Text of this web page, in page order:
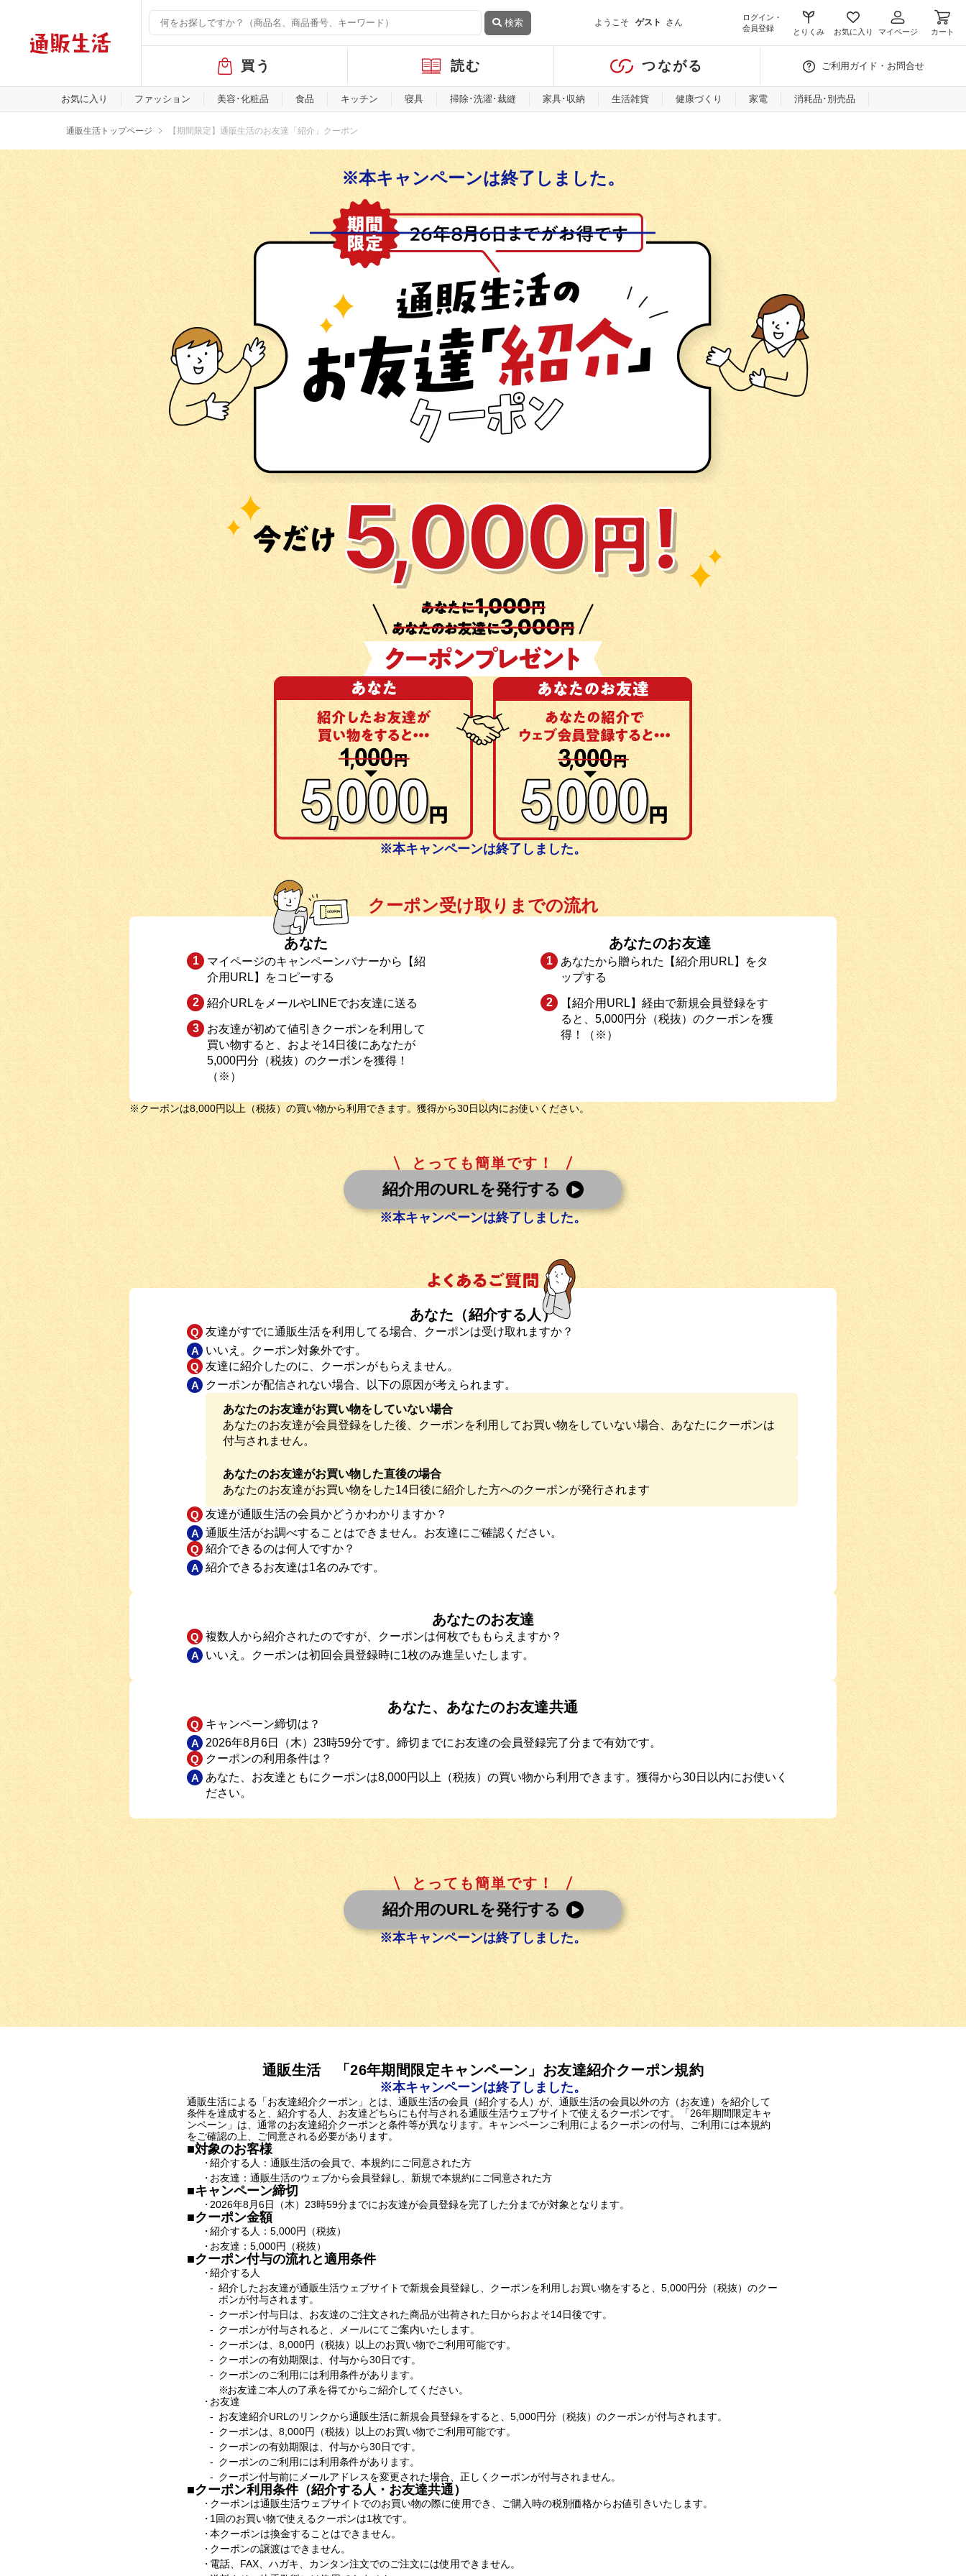
検索 ようこそ ゲスト さん
ログイン・
会員登録
とりくみ お気に入り マイページ カート
バ
ル
メ
買う 読む つながる ご利用ガイド・お問合せ
お気に入り ファッション 美容･化粧品 食品 キッチン 寝具 掃除･洗濯･裁縫 家具･収納 生活雑貨 健康づくり 家電 消耗品･別売品
通販生活トップページ 【期間限定】通販生活のお友達「紹介」クーポン
※本キャンペーンは終了しました。
※本キャンペーンは終了しました。
クーポン受け取りまでの流れ
あなた
マイページのキャンペーンバナーから【紹
介用URL】をコピーする
紹介URLをメールやLINEでお友達に送る
お友達が初めて値引きクーポンを利用して
買い物すると、およそ14日後にあなたが
5,000円分（税抜）のクーポンを獲得！
（※）
あなたのお友達
あなたから贈られた【紹介用URL】をタ
ップする
【紹介用URL】経由で新規会員登録をす
ると、5,000円分（税抜）のクーポンを獲
得！（※）
※クーポンは8,000円以上（税抜）の買い物から利用できます。獲得から30日以内にお使いください。
とっても簡単です！
紹介用のURLを発行する
※本キャンペーンは終了しました。
あなた（紹介する人）
友達がすでに通販生活を利用してる場合、クーポンは受け取れますか？
いいえ。クーポン対象外です。
友達に紹介したのに、クーポンがもらえません。
クーポンが配信されない場合、以下の原因が考えられます。
あなたのお友達がお買い物をしていない場合
あなたのお友達が会員登録をした後、クーポンを利用してお買い物をしていない場合、あなたにクーポンは
付与されません。
あなたのお友達がお買い物した直後の場合
あなたのお友達がお買い物をした14日後に紹介した方へのクーポンが発行されます
友達が通販生活の会員かどうかわかりますか？
通販生活がお調べすることはできません。お友達にご確認ください。
紹介できるのは何人ですか？
紹介できるお友達は1名のみです。
あなたのお友達
複数人から紹介されたのですが、クーポンは何枚でももらえますか？
いいえ。クーポンは初回会員登録時に1枚のみ進呈いたします。
あなた、あなたのお友達共通
キャンペーン締切は？
2026年8月6日（木）23時59分です。締切までにお友達の会員登録完了分まで有効です。
クーポンの利用条件は？
あなた、お友達ともにクーポンは8,000円以上（税抜）の買い物から利用できます。獲得から30日以内にお使いく
ださい。
とっても簡単です！
紹介用のURLを発行する
※本キャンペーンは終了しました。
通販生活 「26年期間限定キャンペーン」お友達紹介クーポン規約
※本キャンペーンは終了しました。
通販生活による「お友達紹介クーポン」とは、通販生活の会員（紹介する人）が、通販生活の会員以外の方（お友達）を紹介して
条件を達成すると、紹介する人、お友達どちらにも付与される通販生活ウェブサイトで使えるクーポンです。「26年期間限定キャ
ンペーン」は、通常のお友達紹介クーポンと条件等が異なります。キャンペーンご利用によるクーポンの付与、ご利用には本規約
をご確認の上、ご同意される必要があります。
■対象のお客様
紹介する人：通販生活の会員で、本規約にご同意された方
お友達：通販生活のウェブから会員登録し、新規で本規約にご同意された方
■キャンペーン締切
2026年8月6日（木）23時59分までにお友達が会員登録を完了した分までが対象となります。
■クーポン金額
紹介する人：5,000円（税抜）
お友達：5,000円（税抜）
■クーポン付与の流れと適用条件
紹介する人
紹介したお友達が通販生活ウェブサイトで新規会員登録し、クーポンを利用しお買い物をすると、5,000円分（税抜）のクー
ポンが付与されます。
クーポン付与日は、お友達のご注文された商品が出荷された日からおよそ14日後です。
クーポンが付与されると、メールにてご案内いたします。
クーポンは、8,000円（税抜）以上のお買い物でご利用可能です。
クーポンの有効期限は、付与から30日です。
クーポンのご利用には利用条件があります。
お友達ご本人の了承を得てからご紹介してください。
お友達
お友達紹介URLのリンクから通販生活に新規会員登録をすると、5,000円分（税抜）のクーポンが付与されます。
クーポンは、8,000円（税抜）以上のお買い物でご利用可能です。
クーポンの有効期限は、付与から30日です。
クーポンのご利用には利用条件があります。
クーポン付与前にメールアドレスを変更された場合、正しくクーポンが付与されません。
■クーポン利用条件（紹介する人・お友達共通）
クーポンは通販生活ウェブサイトでのお買い物の際に使用でき、ご購入時の税別価格からお値引きいたします。
1回のお買い物で使えるクーポンは1枚です。
本クーポンは換金することはできません。
クーポンの譲渡はできません。
電話、FAX、ハガキ、カンタン注文でのご注文には使用できません。